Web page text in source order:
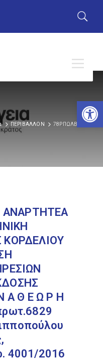
ΠΕΡΙΒΑΛΛΟΝ 78ΡΠΩΛΒ-2ΛΛ
ΑΝΑΡΤΗΤΕΑ
Α Θ Ε Ω Ρ Η
4001/2016